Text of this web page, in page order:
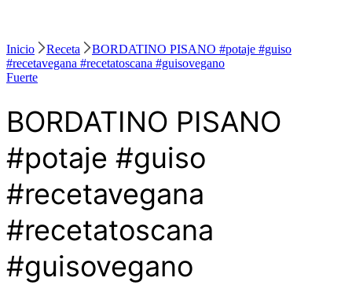
Inicio Receta
BORDATINO PISANO #potaje #guiso
#recetavegana #recetatoscana #guisovegano
Fuerte
BORDATINO PISANO
#potaje #guiso
#recetavegana
#recetatoscana
#guisovegano